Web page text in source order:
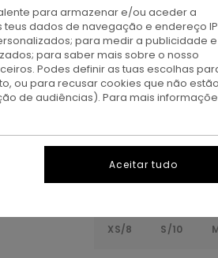
€ 13,50
OFERTAS
DUPLA PROMO 10%
CorOff Black
XS/8 S/10
para armazenar e/ou aceder a
dados de navegação e endereço
para medir a publicidade e
para saber mais sobre o nosso
Podes definir as tuas escolhas
ou para recusar cookies que não estão
de audiências). Para mais
Aceitar tudo